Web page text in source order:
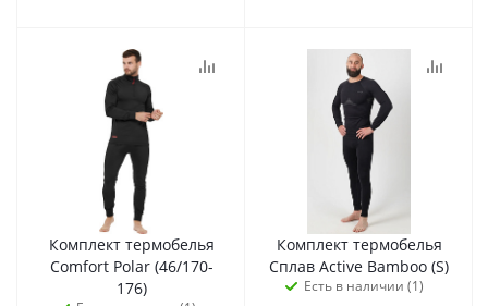
Комплект термобелья
Сomfort Polar (46/170-
176)
Комплект термобелья
Сплав Active Bamboo (S)
Есть в наличии (1)